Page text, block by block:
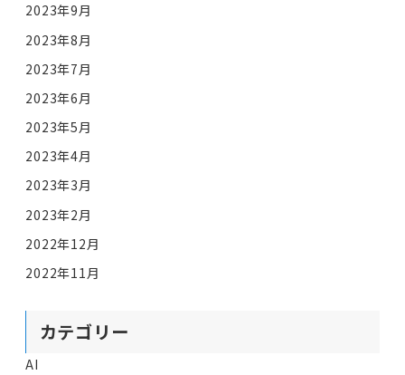
2023年9月
2023年8月
2023年7月
2023年6月
2023年5月
2023年4月
2023年3月
2023年2月
2022年12月
2022年11月
カテゴリー
AI